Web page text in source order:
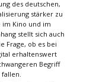
des deutschen,
stärker zu
im Kino und im
stellt sich auch
Frage, ob es bei
erhaltenswert
Begriff